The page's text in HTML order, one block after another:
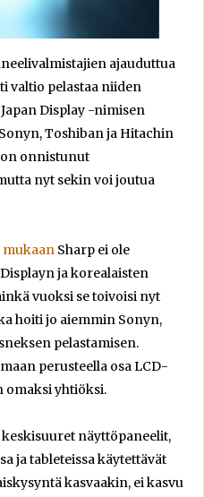
ajauduttua
valtio pelastaa niiden
Display -nimisen
Toshiban ja Hitachin
onnistunut
nyt sekin voi joutua
mukaan Sharp ei ole
ja korealaisten
vuoksi se toivoisi nyt
hoiti jo aiemmin Sonyn,
pelastamisen.
perusteella osa LCD-
yhtiöksi.
näyttöpaneelit,
ja tableteissa käytettävät
kasvaakin, ei kasvu